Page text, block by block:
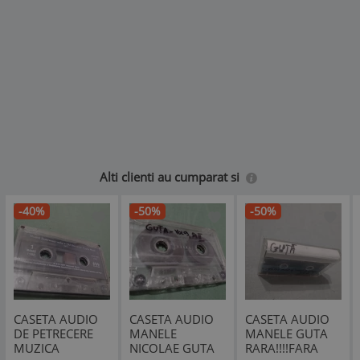
Alti clienti au cumparat si
-40%
CASETA AUDIO
DE PETRECERE
MUZICA
-50%
CASETA AUDIO
MANELE
NICOLAE GUTA
-50%
CASETA AUDIO
MANELE GUTA
RARA!!!!FARA